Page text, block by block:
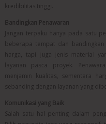
kredibilitas tinggi.
Bandingkan Penawaran
Jangan terpaku hanya pada satu
beberapa tempat dan
harga, tapi juga jenis material
layanan pasca proyek.
menjamin kualitas, sementara
sebanding dengan layanan yang
Komunikasi yang Baik
Salah satu hal penting dalam